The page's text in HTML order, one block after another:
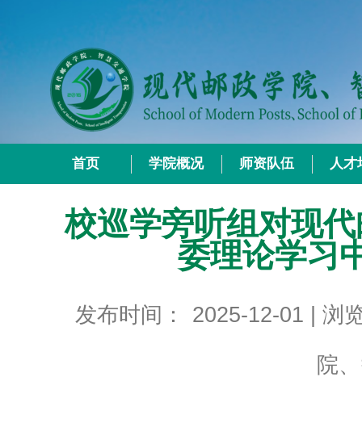
首页 学院概况 师资队伍 人才
校巡学旁听组对现
委理论学习
发布时间： 2025-12-01 | 浏
院